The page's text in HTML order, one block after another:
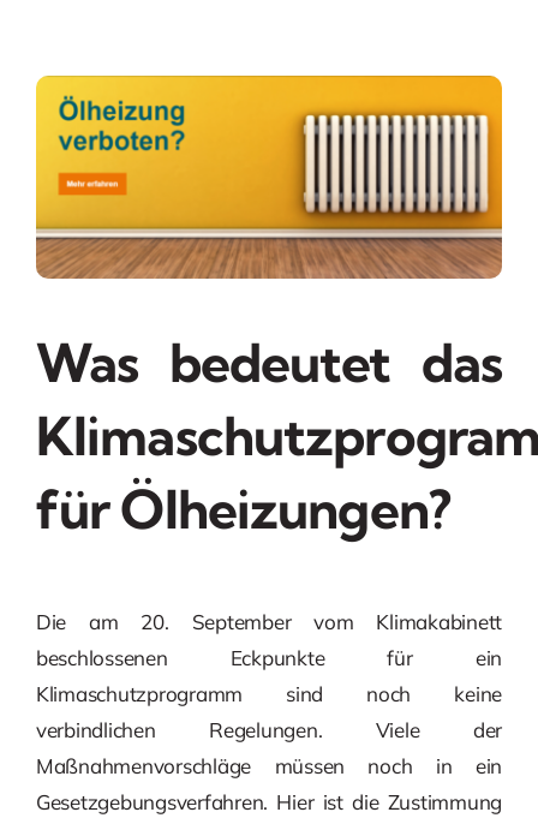
Was bedeutet das
für Ölheizungen?
Die am 20. September vom Klimakabinett
beschlossenen Eckpunkte für ein
Klimaschutzprogramm sind noch keine
verbindlichen Regelungen. Viele der
Maßnahmenvorschläge müssen noch in ein
Gesetzgebungsverfahren. Hier ist die Zustimmung